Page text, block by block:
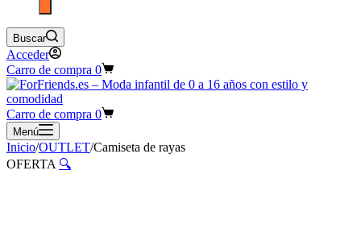
Buscar
Acceder
Carro de compra 0
Carro de compra 0
Menú
Inicio/OUTLET/Camiseta de rayas
OFERTA 🔍